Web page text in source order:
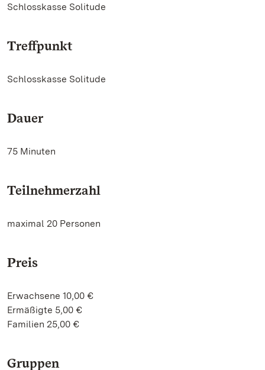
Schlosskasse Solitude
Treffpunkt
Schlosskasse Solitude
Dauer
75 Minuten
Teilnehmerzahl
maximal 20 Personen
Preis
Erwachsene 10,00 €
Ermäßigte 5,00 €
Familien 25,00 €
Gruppen